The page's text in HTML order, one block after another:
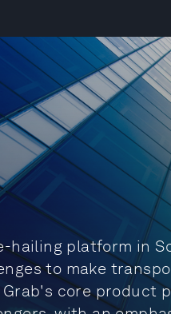
hailing platform in
to make
core product